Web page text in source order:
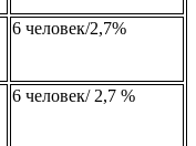
6 человек/2,7%
6 человек/ 2,7 %